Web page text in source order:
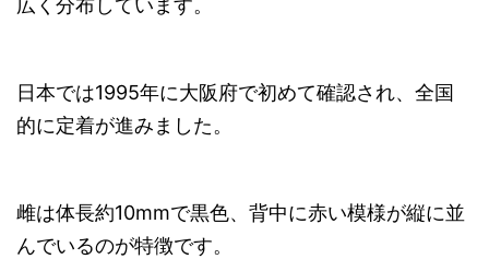
広く分布しています。
日本では1995年に大阪府で初めて確認され、全国
的に定着が進みました。
雌は体長約10mmで黒色、背中に赤い模様が縦に並
んでいるのが特徴です。